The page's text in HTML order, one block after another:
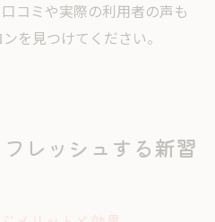
コミや実際の利用者の声も
を見つけてください。
レッシュする新習